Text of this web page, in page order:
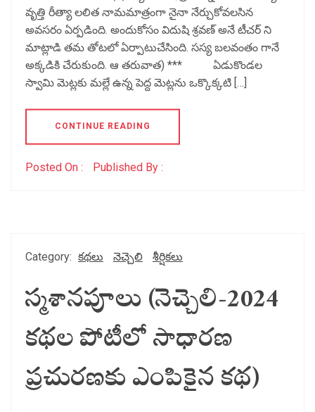
వృత్తి రీత్యా లలిత నామమాత్రంగా నైనా నేర్చుకోవలసిన
అవసరం ఏర్పడింది. అందుకోసం విదుషి శ్రవణ్ అనే టీచర్ ని
మాట్లాడి తమ తోటలో ఏర్పాటుచేసింది. సస్య బలవంతం గానే
అక్కడికి చేరుకుంది. ఆ తరువాత) *** ఏడుకొండల
స్వామి మెట్లకు మల్లే ఉన్న పెద్ద మెట్లను ఒక్కొక్కటి […]
CONTINUE READING
Posted On : Published By :
Category: కథలు నెచ్చెలి శీర్షికలు
స్మశానపూలు (నెచ్చెలి-2024
కథల పోటీలో సాధారణ
ప్రచురణకు ఎంపికైన కథ)